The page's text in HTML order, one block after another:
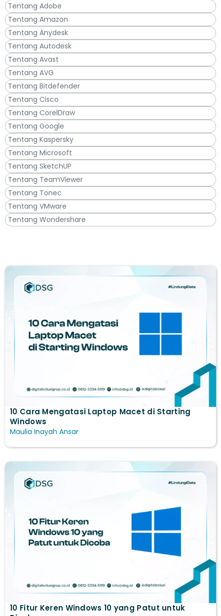
Tentang Adobe
Tentang Amazon
Tentang Anydesk
Tentang Autodesk
Tentang Avast
Tentang AVG
Tentang Bitdefender
Tentang Cisco
Tentang CorelDraw
Tentang Google
Tentang Kaspersky
Tentang Microsoft
Tentang SketchUP
Tentang TeamViewer
Tentang Tonec
Tentang VMware
Tentang Wondershare
10 Cara Mengatasi Laptop Macet di Starting
Windows
Maulia Inayah Ansar
10 Fitur Keren Windows 10​ yang Patut untuk